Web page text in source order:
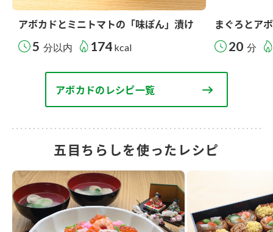
アボカドとミニトマトの「味ぽん」漬け
5 分以内 174 kcal
まぐろとア
20 分
アボカドのレシピ一覧
五目ちらしを使ったレシピ